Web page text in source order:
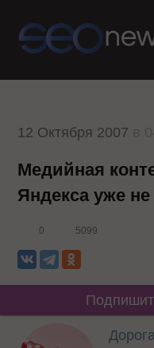
12 Октября 2007
Медийная
Яндекса уже не
0 5099